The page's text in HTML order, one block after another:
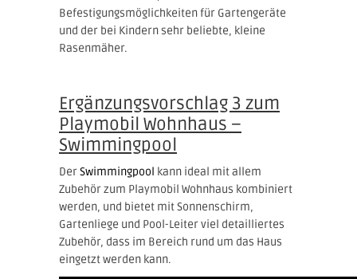
Befestigungsmöglichkeiten für Gartengeräte
und der bei Kindern sehr beliebte, kleine
Rasenmäher.
Ergänzungsvorschlag 3 zum
Playmobil Wohnhaus –
Swimmingpool
DerSwimmingpool kann ideal mit allem
Zubehör zum Playmobil Wohnhaus kombiniert
werden, und bietet mit Sonnenschirm,
Gartenliege und Pool-Leiter viel detailliertes
Zubehör, dass im Bereich rund um das Haus
eingetzt werden kann.